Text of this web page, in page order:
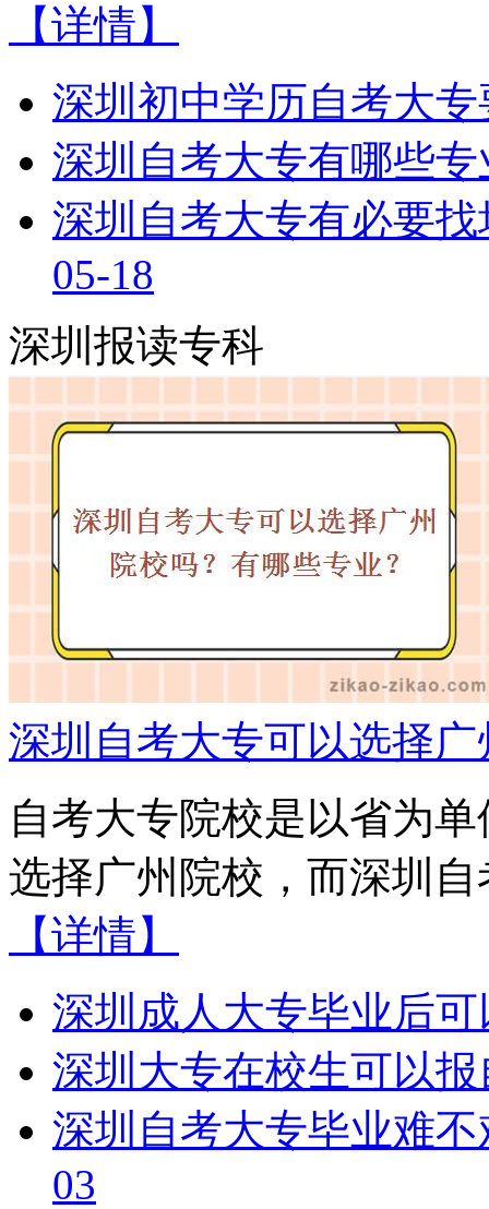
【详情】
深圳初中学历自考大
深圳自考大专有哪些
深圳自考大专有必要
05-18
深圳报读专科
深圳自考大专可以选择
自考大专院校是以省为
选择广州院校，而深圳
【详情】
深圳成人大专毕业后
深圳大专在校生可以
深圳自考大专毕业难
03